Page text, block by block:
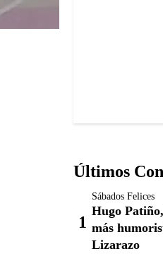
Últimos
Sábados Felices
Hugo
más
Lizarazo